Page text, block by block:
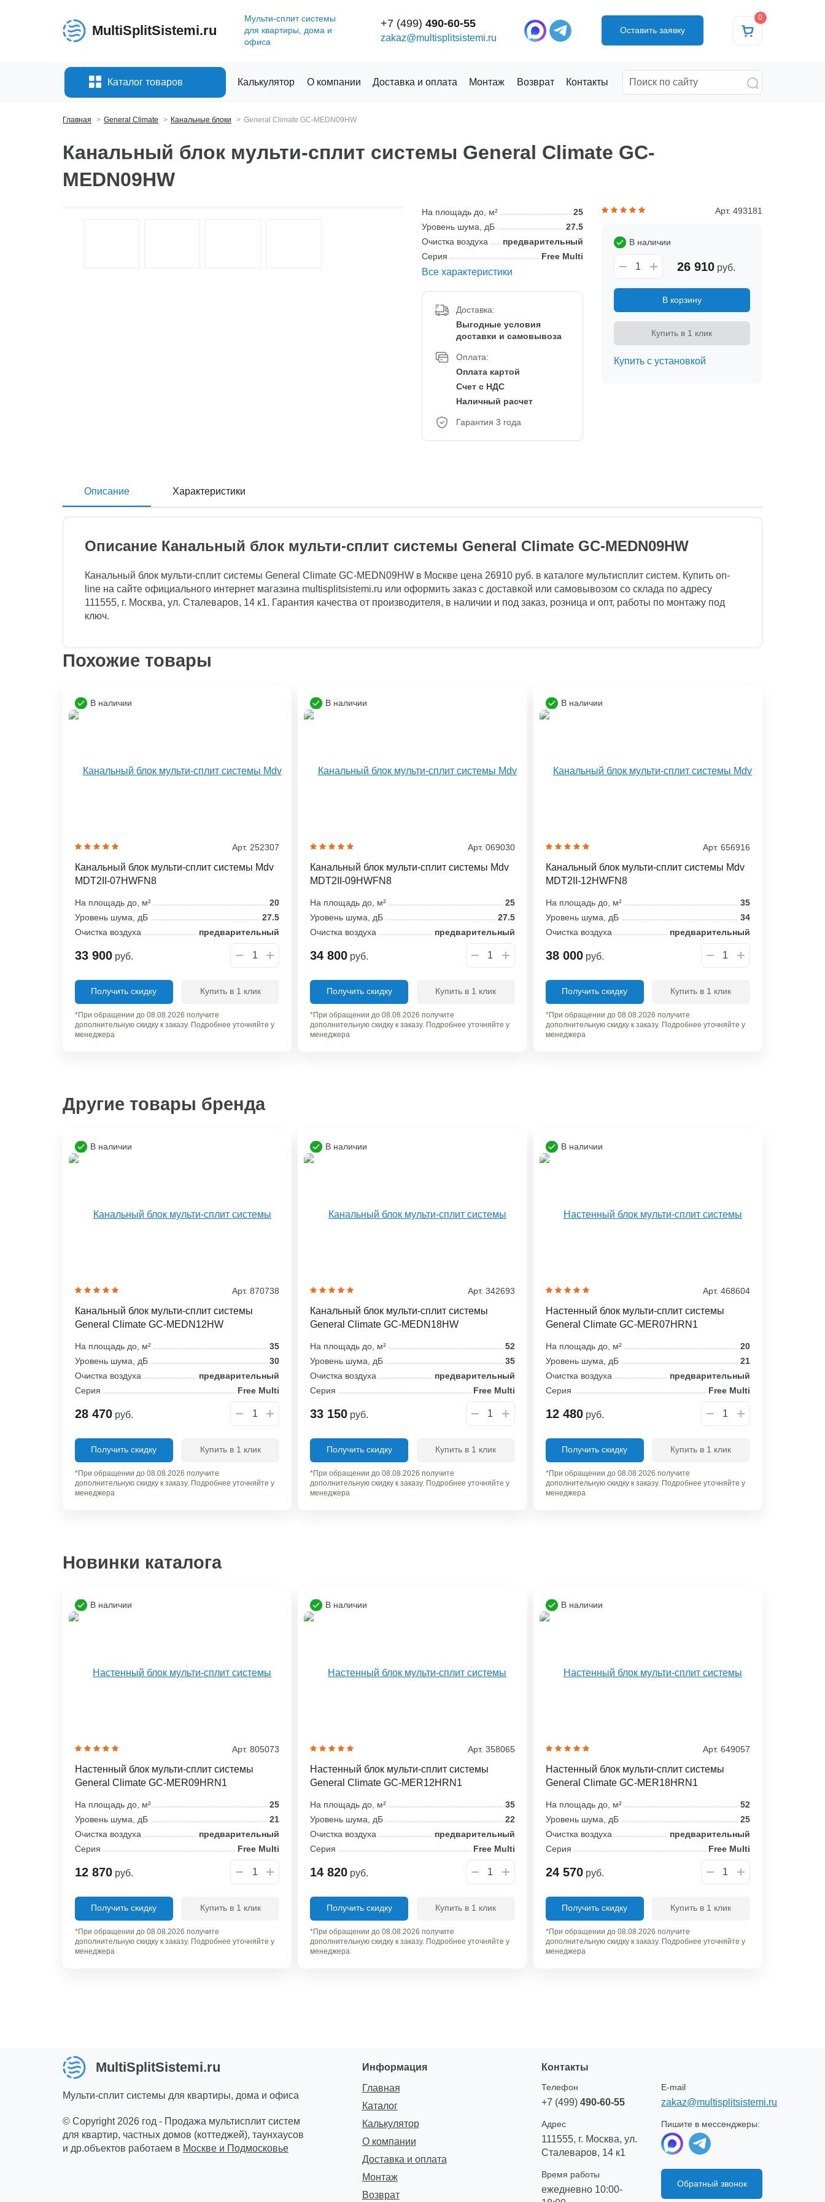
MultiSplitSistemi.ru
Мульти-сплит системы
для квартиры, дома и
офиса
+7 (499)490-60-55
zakaz@multisplitsistemi.ru
Оставить заявку
0
Каталог товаров Калькулятор О компании Доставка и оплата Монтаж Возврат Контакты
Главная General Climate Канальные блоки General Climate GC-MEDN09HW
Канальный блок мульти-сплит системы General Climate GC-
MEDN09HW
На площадь до, м²
25
Уровень шума, дБ
27.5
Очистка воздуха
предварительный
Серия
Free Multi
Все характеристики
Доставка:
Выгодные условия
доставки и самовывоза
Оплата:
Оплата картой
Счет с НДС
Наличный расчет
Гарантия 3 года
Арт. 493181
В наличии
26 910руб.
В корзину
Купить в 1 клик
Купить с установкой
Описание Характеристики
Описание Канальный блок мульти-сплит системы General Climate GC-MEDN09HW
Канальный блок мульти-сплит системы General Climate GC-MEDN09HW в Москве цена 26910 руб. в каталоге мультисплит систем. Купить on-
line на сайте официального интернет магазина multisplitsistemi.ru или оформить заказ с доставкой или самовывозом со склада по адресу
111555, г. Москва, ул. Сталеваров, 14 к1. Гарантия качества от производителя, в наличии и под заказ, розница и опт, работы по монтажу под
ключ.
Похожие товары
В наличии
Арт. 252307
Канальный блок мульти-сплит системы Mdv
MDT2II-07HWFN8
На площадь до, м²
20
Уровень шума, дБ
27.5
Очистка воздуха
предварительный
33 900 руб.
Получить скидку Купить в 1 клик
*При обращении до 08.08.2026 получите
дополнительную скидку к заказу. Подробнее уточняйте у
менеджера
В наличии
Арт. 069030
Канальный блок мульти-сплит системы Mdv
MDT2II-09HWFN8
На площадь до, м²
25
Уровень шума, дБ
27.5
Очистка воздуха
предварительный
34 800 руб.
Получить скидку Купить в 1 клик
*При обращении до 08.08.2026 получите
дополнительную скидку к заказу. Подробнее уточняйте у
менеджера
В наличии
Арт. 656916
Канальный блок мульти-сплит системы Mdv
MDT2II-12HWFN8
На площадь до, м²
35
Уровень шума, дБ
34
Очистка воздуха
предварительный
38 000руб.
Получить скидку Купить в 1 клик
*При обращении до 08.08.2026 получите
дополнительную скидку к заказу. Подробнее уточняйте у
менеджера
Другие товары бренда
В наличии
Арт. 870738
Канальный блок мульти-сплит системы
General Climate GC-MEDN12HW
На площадь до, м²
35
Уровень шума, дБ
30
Очистка воздуха
предварительный
Серия
Free Multi
28 470 руб.
Получить скидку Купить в 1 клик
*При обращении до 08.08.2026 получите
дополнительную скидку к заказу. Подробнее уточняйте у
менеджера
В наличии
Арт. 342693
Канальный блок мульти-сплит системы
General Climate GC-MEDN18HW
На площадь до, м²
52
Уровень шума, дБ
35
Очистка воздуха
предварительный
Серия
Free Multi
33 150 руб.
Получить скидку Купить в 1 клик
*При обращении до 08.08.2026 получите
дополнительную скидку к заказу. Подробнее уточняйте у
менеджера
В наличии
Арт. 468604
Настенный блок мульти-сплит системы
General Climate GC-MER07HRN1
На площадь до, м²
20
Уровень шума, дБ
21
Очистка воздуха
предварительный
Серия
Free Multi
12 480руб.
Получить скидку Купить в 1 клик
*При обращении до 08.08.2026 получите
дополнительную скидку к заказу. Подробнее уточняйте у
менеджера
Новинки каталога
В наличии
Арт. 805073
Настенный блок мульти-сплит системы
General Climate GC-MER09HRN1
На площадь до, м²
25
Уровень шума, дБ
21
Очистка воздуха
предварительный
Серия
Free Multi
12 870 руб.
Получить скидку Купить в 1 клик
*При обращении до 08.08.2026 получите
дополнительную скидку к заказу. Подробнее уточняйте у
менеджера
В наличии
Арт. 358065
Настенный блок мульти-сплит системы
General Climate GC-MER12HRN1
На площадь до, м²
35
Уровень шума, дБ
22
Очистка воздуха
предварительный
Серия
Free Multi
14 820 руб.
Получить скидку Купить в 1 клик
*При обращении до 08.08.2026 получите
дополнительную скидку к заказу. Подробнее уточняйте у
менеджера
В наличии
Арт. 649057
Настенный блок мульти-сплит системы
General Climate GC-MER18HRN1
На площадь до, м²
52
Уровень шума, дБ
25
Очистка воздуха
предварительный
Серия
Free Multi
24 570руб.
Получить скидку Купить в 1 клик
*При обращении до 08.08.2026 получите
дополнительную скидку к заказу. Подробнее уточняйте у
менеджера
MultiSplitSistemi.ru
Мульти-сплит системы для квартиры, дома и офиса
© Copyright 2026 год - Продажа мультисплит систем
для квартир, частных домов (коттеджей), таунхаусов
и др.объектов работаем в Москве и Подмосковье
Информация
Главная
Каталог
Калькулятор
О компании
Доставка и оплата
Монтаж
Возврат
Контакты
Телефон
+7 (499) 490-60-55
E-mail
zakaz@multisplitsistemi.ru
Адрес
111555, г. Москва, ул.
Сталеваров, 14 к1
Пишите в мессенджеры:
Время работы
ежедневно 10:00-
Обратный звонок